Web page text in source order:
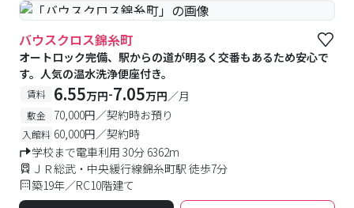
#予約受付中 #空室待ち
バウスクロス錦糸町
オートロック完備、駅からの道が明るく交番もあるため安心で
す。人気の温水洗浄便座付き。
賃料 6.55万円-7.05万円／月
敷金 70,000円／契約時お預り
入館料 60,000円／契約時
学校まで電車利用 30分 6362m
ＪＲ総武・中央緩行線錦糸町駅 徒歩7分
築19年／RC10階建て